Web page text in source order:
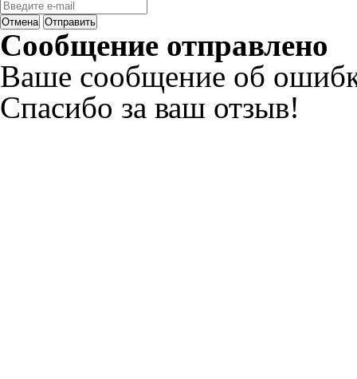
Отмена Отправить
Сообщение отправлено
Ваше сообщение об
Спасибо за ваш отзыв!